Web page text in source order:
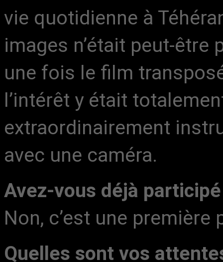
vie quotidienne à
images n’était peut-être
une fois le film
l’intérêt y était
extraordinairement
avec une caméra.
Avez-vous déjà
Non, c’est une première
Quelles sont vos